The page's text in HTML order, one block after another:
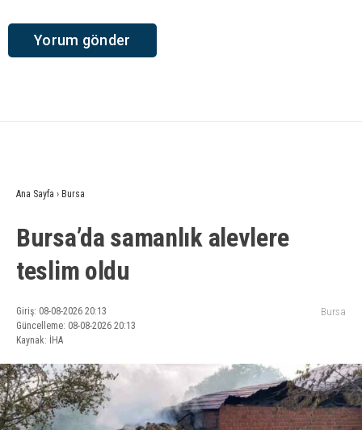
Ana Sayfa › Bursa
Bursa’da samanlık alevlere
teslim oldu
Giriş: 08-08-2026 20:13
Güncelleme: 08-08-2026 20:13
Kaynak: İHA
Bursa